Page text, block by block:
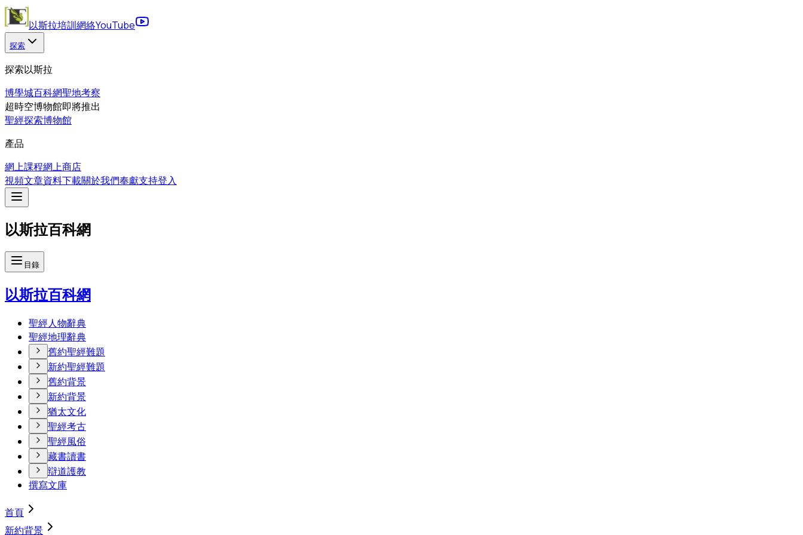
以斯拉培訓網絡YouTube
探索
探索以斯拉
博學城百科網聖地考察
超時空博物館即將推出
聖經探索博物館
產品
網上課程網上商店
視頻文章資料下載關於我們奉獻支持登入
以斯拉百科網
目錄
以斯拉百科網
聖經人物辭典
聖經地理辭典
舊約聖經難題
新約聖經難題
舊約背景
新約背景
猶太文化
聖經考古
聖經風俗
藏書讀書
辯道護教
撰寫文庫
首頁
新約背景